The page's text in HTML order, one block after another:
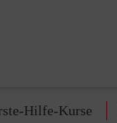
Hilfe-Kurse